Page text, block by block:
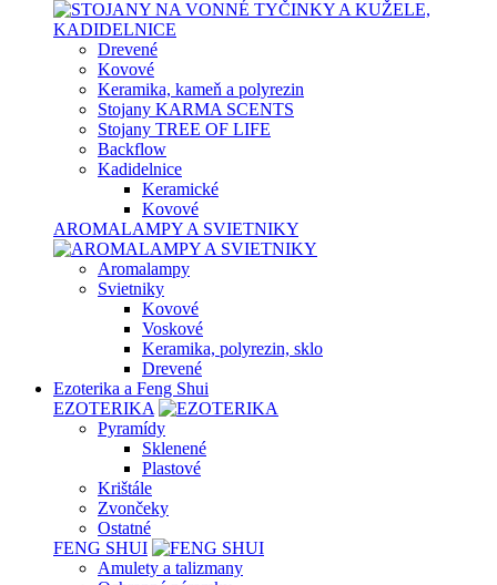
Drevené
Kovové
Keramika, kameň a polyrezin
Stojany KARMA SCENTS
Stojany TREE OF LIFE
Backflow
Kadidelnice
Keramické
Kovové
AROMALAMPY A SVIETNIKY
Aromalampy
Svietniky
Kovové
Voskové
Keramika, polyrezin, sklo
Drevené
Ezoterika a Feng Shui
EZOTERIKA
Pyramídy
Sklenené
Plastové
Krištále
Zvončeky
Ostatné
FENG SHUI
Amulety a talizmany